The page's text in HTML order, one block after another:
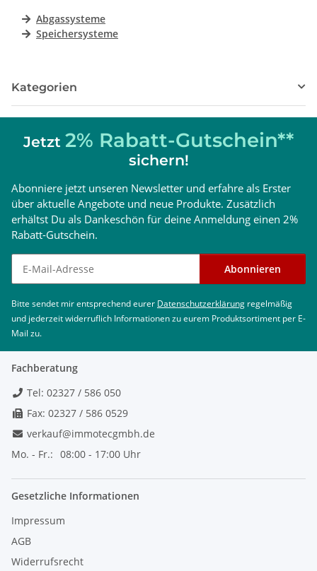
Abgassysteme
Speichersysteme
Kategorien
Jetzt 2% Rabatt-Gutschein**
sichern!
Abonniere jetzt unseren Newsletter und erfahre als Erster
über aktuelle Angebote und neue Produkte. Zusätzlich
erhältst Du als Dankeschön für deine Anmeldung einen 2%
Rabatt-Gutschein.
Newsletter abonnieren Abonnieren
Bitte sendet mir entsprechend eurer Datenschutzerklärung regelmäßig
und jederzeit widerruflich Informationen zu eurem Produktsortiment per E-
Mail zu.
Fachberatung
Tel: 02327 / 586 050
Fax: 02327 / 586 0529
verkauf@immotecgmbh.de
Mo. - Fr.: 08:00 - 17:00 Uhr
Gesetzliche Informationen
Impressum
AGB
Widerrufsrecht